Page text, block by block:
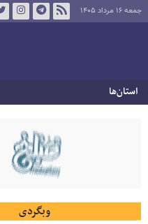
جمعه ۱۶ مرداد ۱۴۰۵
استان‌ها
وبگردی